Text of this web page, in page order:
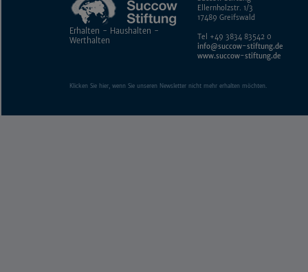
Erhalten - Haushalten -
Werthalten
Ellernholzstr. 1/3
17489 Greifswald
Tel +49 3834 83542 0
info@succow-stiftung.de
www.succow-stiftung.de
Klicken Sie hier, wenn Sie unseren Newsletter nicht mehr erhalten möchten.